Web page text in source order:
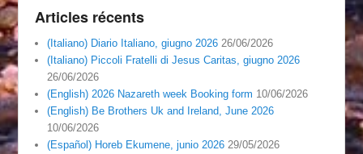
Articles récents
(Italiano) Diario Italiano, giugno 2026 26/06/2026
(Italiano) Piccoli Fratelli di Jesus Caritas, giugno 2026
26/06/2026
(English) 2026 Nazareth week Booking form 10/06/2026
(English) Be Brothers Uk and Ireland, June 2026
10/06/2026
(Español) Horeb Ekumene, junio 2026 29/05/2026